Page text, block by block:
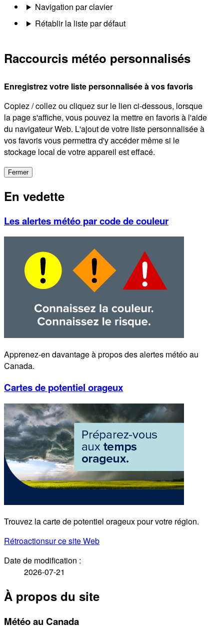
Navigation par clavier
Rétablir la liste par défaut
Raccourcis météo personnalisés
Enregistrez votre liste personnalisée à vos favoris
Copiez / collez ou cliquez sur le lien ci-dessous, lorsque
la page s'affiche, vous pouvez la mettre en favoris à l'aide
du navigateur Web. L'ajout de votre liste personnalisée à
vos favoris vous permettra d'y accéder même si le
stockage local de votre appareil est effacé.
Fermer
En vedette
Les alertes météo par code de couleur
Apprenez-en davantage à propos des alertes météo au
Canada.
Cartes de potentiel orageux
Trouvez la carte de potentiel orageux pour votre région.
Rétroactionsur ce site Web
Date de modification :
2026-07-21
À propos du site
Météo au Canada